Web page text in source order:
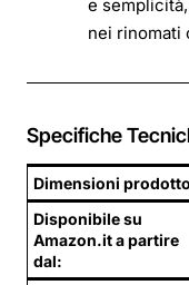
e
nei rinomati
Specifiche
Dimensioni
Disponibile su
Amazon.it a partire
dal: